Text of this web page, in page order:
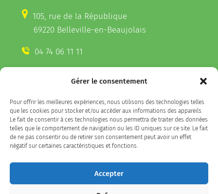
Gérer le consentement
Pour offrir les meilleures expériences, nous utilisons des technologies telles
que les cookies pour stocker et/ou accéder aux informations des appareils.
Le fait de consentir à ces technologies nous permettra de traiter des données
telles que le comportement de navigation ou les ID uniques sur ce site. Le fait
de ne pas consentir ou de retirer son consentement peut avoir un effet
négatif sur certaines caractéristiques et fonctions.
Accepter
105, rue de la République
69220 Belleville-en-Beaujolais
04 74 06 11 11
CONTACTEZ-NOUS
Télécharger l'appli Belleville
sur votre smartphone